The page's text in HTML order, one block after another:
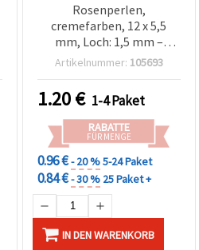
Rosenperlen,
cremefarben, 12 x 5,5
mm, Loch: 1,5 mm –
Packung mit 50 Stück
Artikelnummer: 105693
1.20€ 1-4 Paket
RABATTE
FÜR MENGE
0.96 €- 20 %5-24 Paket
0.84 €- 30 % 25 Paket +
IN DEN WARENKORB